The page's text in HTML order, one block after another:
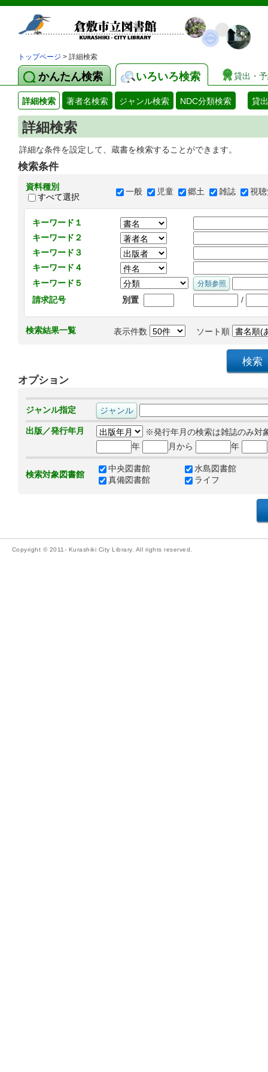
トップページ > 詳細検索
かんたん検索 いろいろ検索 貸出・
詳細検索 著者名検索 ジャンル検索 NDC分類検索 貸
詳細検索
詳細な条件を設定して、蔵書を検索することができます。
検索条件
資料種別
すべて選択
一般 児童 郷土 雑誌 視
キーワード１
キーワード２
キーワード３
キーワード４
キーワード５
請求記号
別置 /
検索結果一覧 表示件数 ソート順
オプション
ジャンル指定
出版／発行年月
※発行年月の検索は雑誌のみ対
年
月から 年
検索対象図書館
中央図書館
水島図書館
真備図書館
ライフ
Copyright © 2011- Kurashiki City Library. All rights reserved.